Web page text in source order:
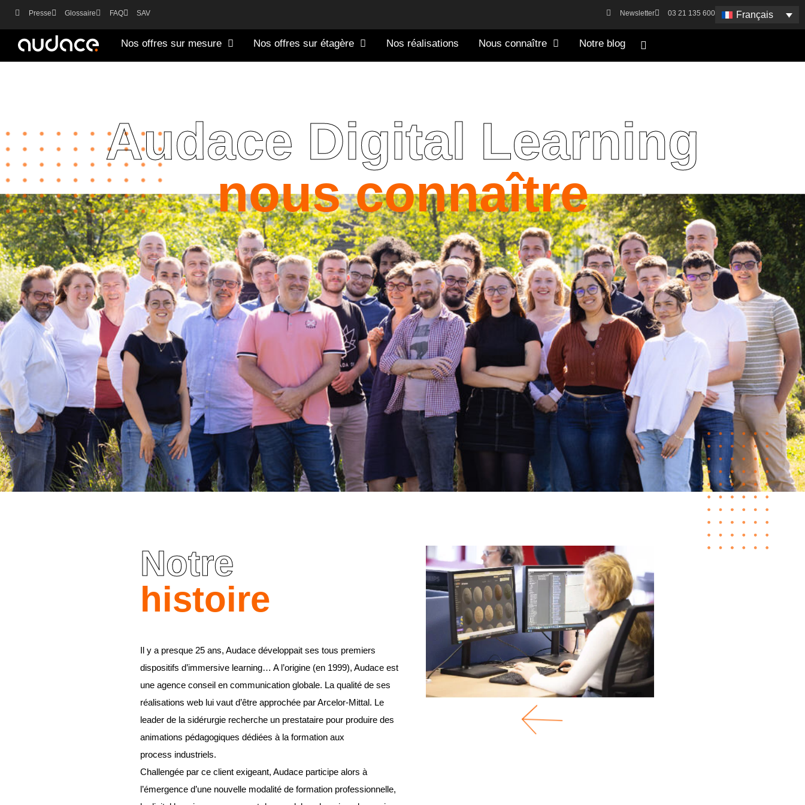
Presse Glossaire FAQ SAV Newsletter 03 21 135 600 Français
Nos offres sur mesure Nos offres sur étagère Nos réalisations Nous connaître Notre blog
Audace Digital Learning
nous connaître
Notre
histoire
Il y a presque 25 ans, Audace développait ses tous premiers
dispositifs d’immersive learning… A l’origine (en 1999), Audace est
une agence conseil en communication globale. La qualité de ses
réalisations web lui vaut d’être approchée par Arcelor-Mittal. Le
leader de la sidérurgie recherche un prestataire pour produire des
animations pédagogiques dédiées à la formation aux
process industriels.
Challengée par ce client exigeant, Audace participe alors à
l’émergence d’une nouvelle modalité de formation professionnelle,